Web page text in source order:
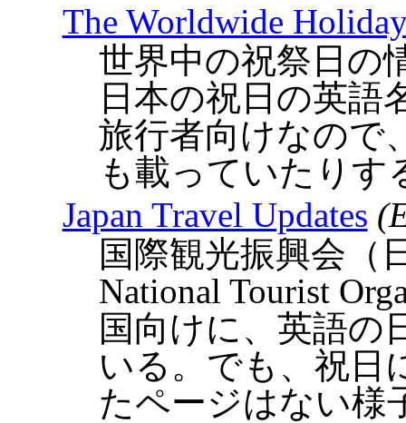
The Worldwide
世界中の祝祭日の
日本の祝日の英語
旅行者向けなので
も載っていたりす
Japan Travel Updates
国際観光振興会（
National Tourist
国向けに、英語の
いる。でも、祝日
たページはない様